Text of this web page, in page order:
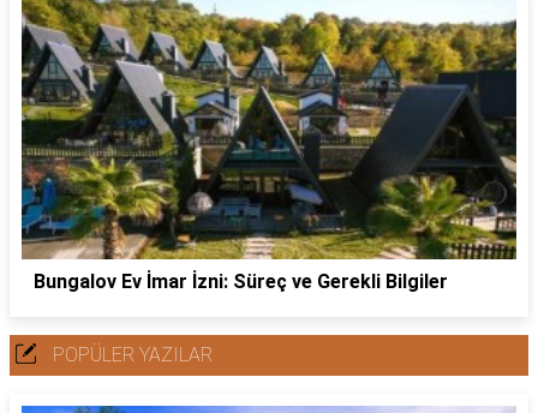
Bungalov Ev İmar İzni: Süreç ve Gerekli Bilgiler
POPÜLER YAZILAR